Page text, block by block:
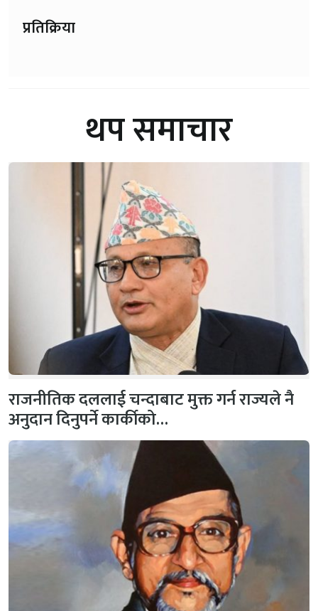
प्रतिक्रिया
थप समाचार
राजनीतिक दललाई चन्दाबाट मुक्त गर्न राज्यले नै
अनुदान दिनुपर्ने कार्कीको…